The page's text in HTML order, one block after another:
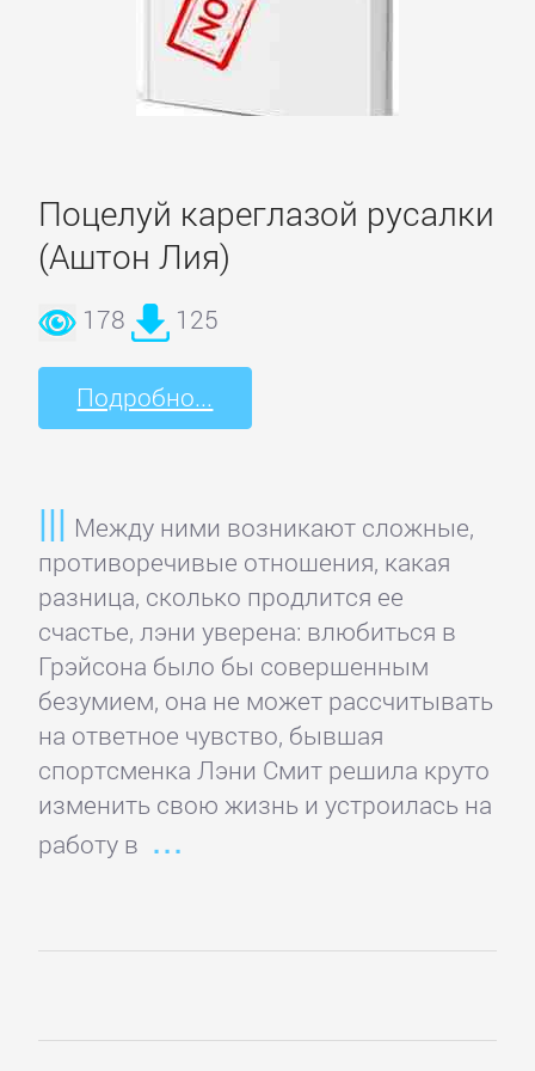
Поцелуй кареглазой русалки
(Аштон Лия)
178 125
Подробно...
Между ними возникают сложные,
противоречивые отношения, какая
разница, сколько продлится ее
счастье, лэни уверена: влюбиться в
Грэйсона было бы совершенным
безумием, она не может рассчитывать
на ответное чувство, бывшая
спортсменка Лэни Смит решила круто
изменить свою жизнь и устроилась на
работу в
Культурология
Математика
Медицина
Педагогика
политология
образовательная
литература
Социология
Техническая
литература
Физика